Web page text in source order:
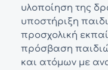
υλοποίηση της
υποστήριξη
προσχολική
πρόσβαση
και ατόμων με